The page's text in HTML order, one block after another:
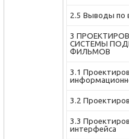
2.5 Выводы по
3
СИСТЕМЫ
ФИЛЬМОВ
3.1
3.2
3.3
интерфейса